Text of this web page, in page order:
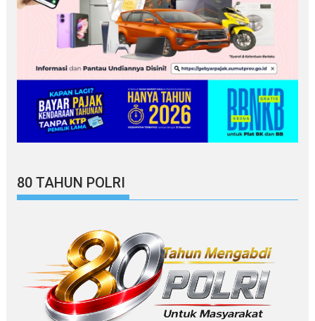
80 TAHUN POLRI